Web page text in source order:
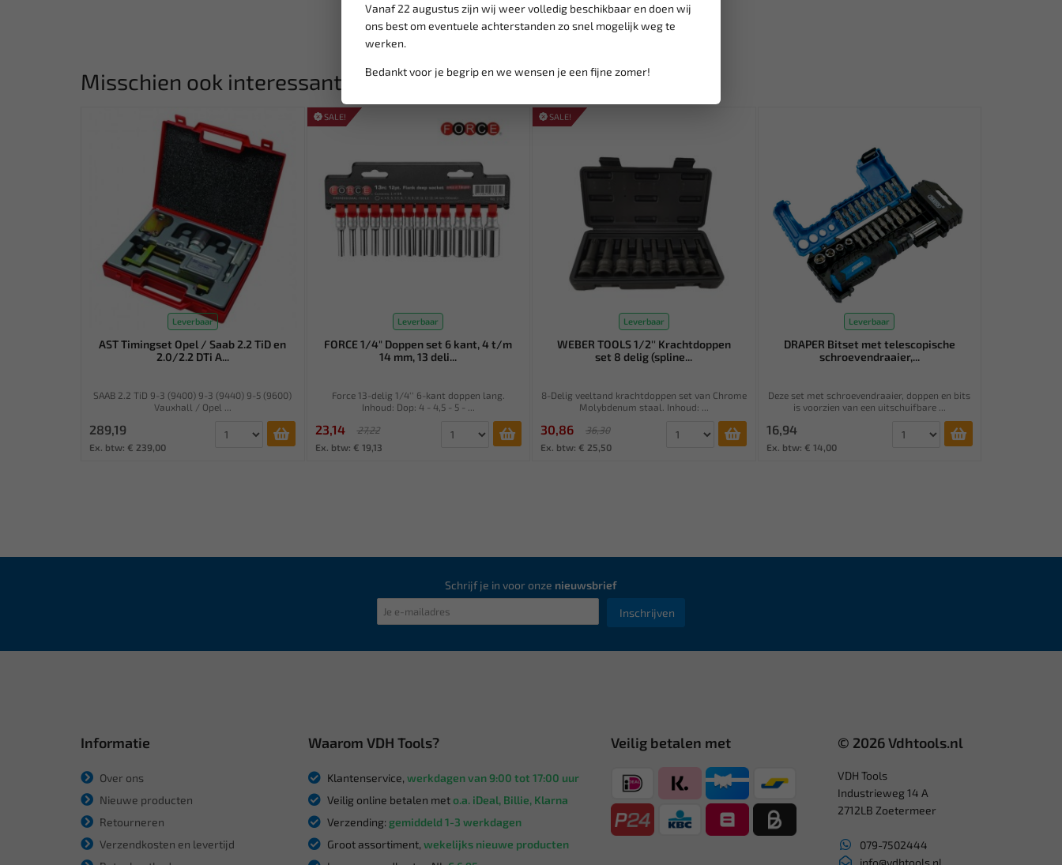
Vanaf 22 augustus zijn wij weer volledig beschikbaar en doen wij
ons best om eventuele achterstanden zo snel mogelijk weg te
werken.
Bedankt voor je begrip en we wensen je een fijne zomer!
Misschien ook interessant:
Leverbaar
AST Timingset Opel / Saab 2.2 TiD en
2.0/2.2 DTi A...
SAAB 2.2 TiD 9-3 (9400) 9-3 (9440) 9-5 (9600)
Vauxhall / Opel ...
289,19
Ex. btw: € 239,00
SALE!
Leverbaar
FORCE 1/4" Doppen set 6 kant, 4 t/m
14 mm, 13 deli...
Force 13-delig 1/4'' 6-kant doppen lang.
Inhoud: Dop: 4 - 4,5 - 5 - ...
23,14
27,22
Ex. btw: € 19,13
SALE!
Leverbaar
WEBER TOOLS 1/2'' Krachtdoppen
set 8 delig (spline...
8-Delig veeltand krachtdoppen set van Chrome
Molybdenum staal. Inhoud: ...
30,86
36,30
Ex. btw: € 25,50
Leverbaar
DRAPER Bitset met telescopische
schroevendraaier,...
Deze set met schroevendraaier, doppen en bits
is voorzien van een uitschuifbare ...
16,94
Ex. btw: € 14,00
Schrijf je in voor onze nieuwsbrief
Inschrijven
Informatie
Over ons
Nieuwe producten
Retourneren
Verzendkosten en levertijd
Waarom VDH Tools?
Klantenservice, werkdagen van 9:00 tot 17:00 uur
Veilig online betalen meto.a. iDeal, Billie, Klarna
Verzending: gemiddeld 1-3 werkdagen
Groot assortiment, wekelijks nieuwe producten
Veilig betalen met © 2026 Vdhtools.nl
VDH Tools
Industrieweg 14 A
2712LB Zoetermeer
079-7502444
info@vdhtools.nl